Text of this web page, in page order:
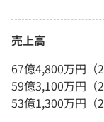
売上高
67億4,800万円（
59億3,100万円（
53億1,300万円（